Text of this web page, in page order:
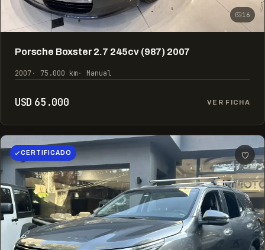
16
Porsche Boxster 2.7 245cv (987) 2007
2007 75.000 km Manual
USD 65.000 VER FICHA
CERTIFICADO